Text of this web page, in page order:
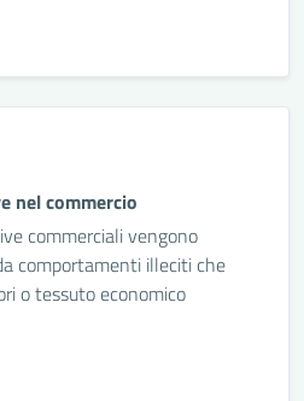
nel commercio
commerciali vengono
comportamenti illeciti che
o tessuto economico